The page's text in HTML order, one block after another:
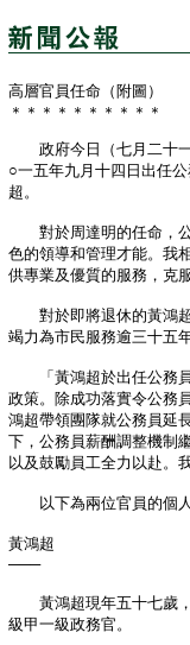
高層官員任命（附圖）
＊＊＊＊＊＊＊＊＊＊
政府今日（七月二十一
○一五年九月十四日出任
超。
對於周達明的任命，公
色的領導和管理才能。我
供專業及優質的服務，克
對於即將退休的黃鴻超
竭力為市民服務逾三十五
「黃鴻超於出任公務員
政策。除成功落實令公務
鴻超帶領團隊就公務員延
下，公務員薪酬調整機制
以及鼓勵員工全力以赴。
以下為兩位官員的個人
黃鴻超
───
黃鴻超現年五十七歲，
級甲一級政務官。